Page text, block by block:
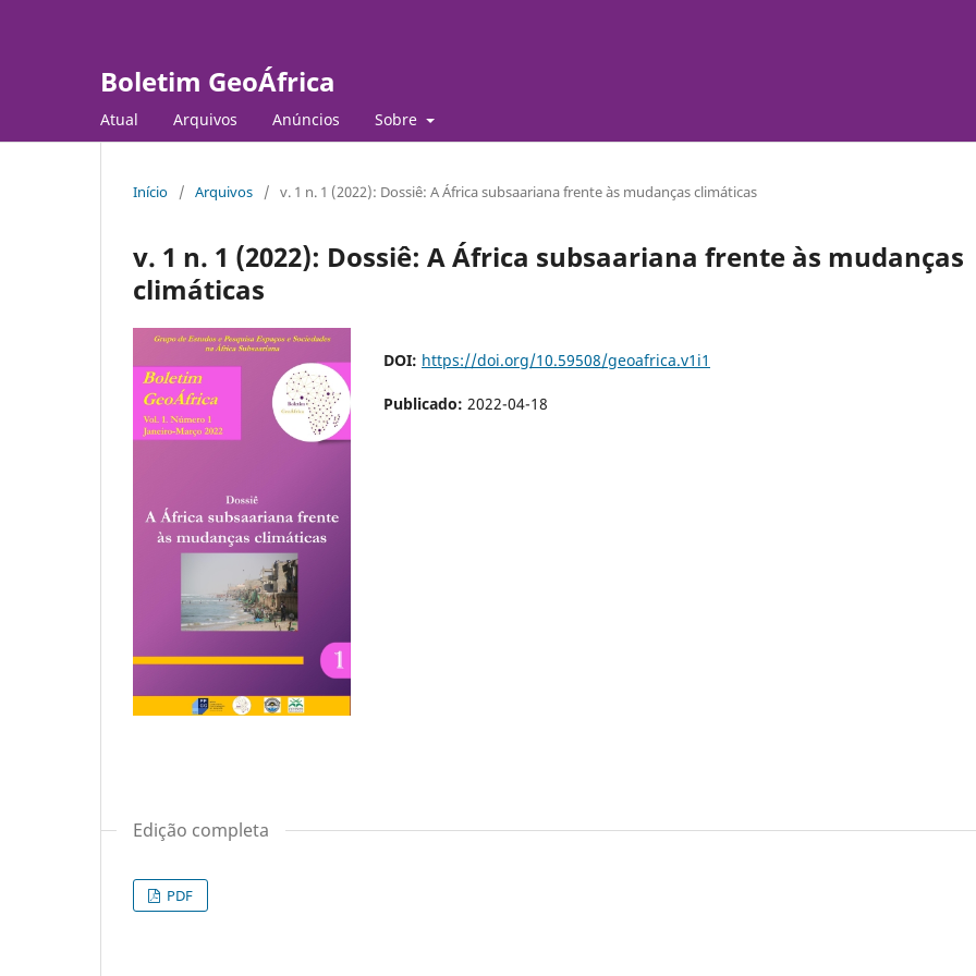
Boletim GeoÁfrica
Atual Arquivos Anúncios Sobre
Início / Arquivos / v. 1 n. 1 (2022): Dossiê: A África subsaariana frente às mudanças climáticas
v. 1 n. 1 (2022): Dossiê: A África subsaariana frente às mudanças
climáticas
DOI: https://doi.org/10.59508/geoafrica.v1i1
Publicado: 2022-04-18
Edição completa
PDF